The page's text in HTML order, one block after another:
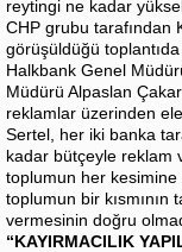
reytingi ne kadar
CHP grubu tarafından
görüşüldüğü
Halkbank Genel
Müdürü Alpaslan
reklamlar üzerinden
Sertel, her iki banka
kadar bütçeyle reklam
toplumun her kesimine
toplumun bir
vermesinin doğru
“KAYIRMACILIK